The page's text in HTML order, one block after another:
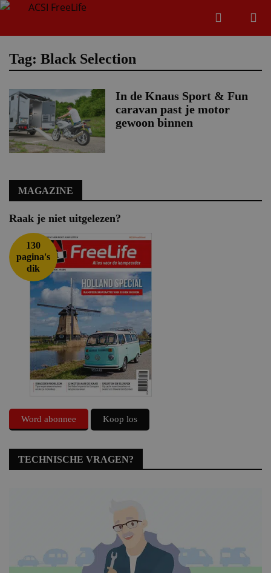
Zoeken
Tag: Black Selection
In de Knaus Sport & Fun
caravan past je motor
gewoon binnen
MAGAZINE
Raak je niet uitgelezen?
130
pagina's
dik
Word abonnee Koop los
TECHNISCHE VRAGEN?